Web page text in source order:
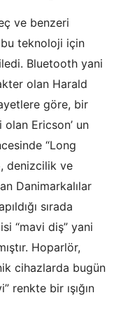
ve benzeri
teknoloji için
Bluetooth yani
olan Harald
göre, bir
Ericson’ un
“Long
denizcilik ve
Danimarkalılar
sırada
“mavi diş” yani
Hoparlör,
cihazlarda bugün
renkte bir ışığın